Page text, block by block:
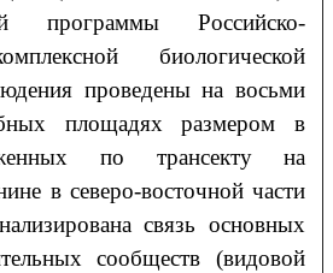
программы Российско-
биологической
проведены на восьми
площадях размером в
по трансекту на
в северо-восточной части
связь основных
сообществ (видовой